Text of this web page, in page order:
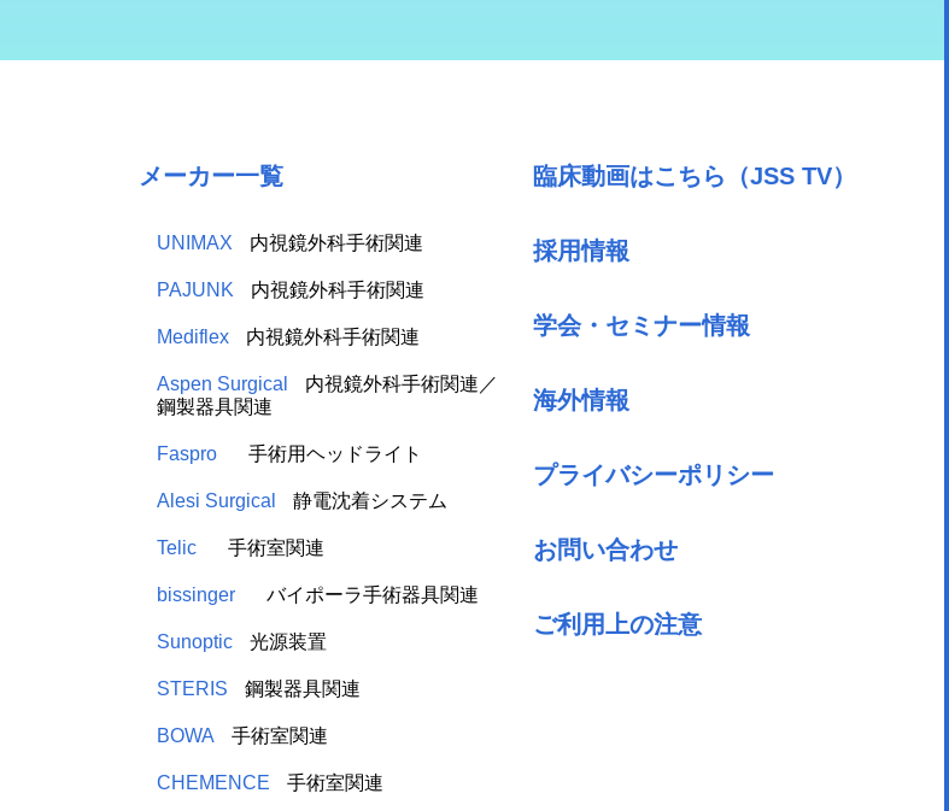
メーカー一覧
UNIMAX 内視鏡外科手術関連
PAJUNK 内視鏡外科手術関連
Mediflex 内視鏡外科手術関連
Aspen Surgical
内視鏡外科手術関連／
鋼製器具関連
Faspro 手術用ヘッドライト
Alesi Surgical 静電沈着システム
Telic 手術室関連
bissinger バイポーラ手術器具関連
Sunoptic 光源装置
STERIS 鋼製器具関連
BOWA 手術室関連
CHEMENCE 手術室関連
臨床動画はこちら（JSS TV）
採用情報
学会・セミナー情報
海外情報
プライバシーポリシー
お問い合わせ
ご利用上の注意